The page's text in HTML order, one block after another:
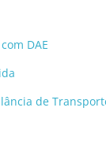
DAE
de